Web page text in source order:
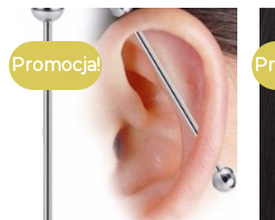
Promocja!